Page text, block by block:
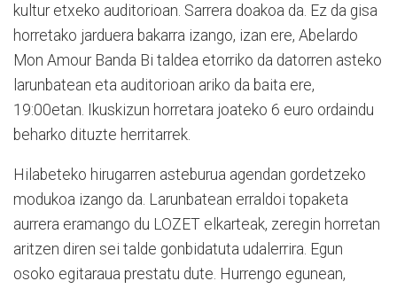
kultur etxeko auditorioan. Sarrera doakoa da. Ez da gisa
horretako jarduera bakarra izango, izan ere, Abelardo
Mon Amour Banda Bi taldea etorriko da datorren asteko
larunbatean eta auditorioan ariko da baita ere,
19:00etan. Ikuskizun horretara joateko 6 euro ordaindu
beharko dituzte herritarrek.
Hilabeteko hirugarren asteburua agendan gordetzeko
modukoa izango da. Larunbatean erraldoi topaketa
aurrera eramango du LOZET elkarteak, zeregin horretan
aritzen diren sei talde gonbidatuta udalerrira. Egun
osoko egitaraua prestatu dute. Hurrengo egunean,